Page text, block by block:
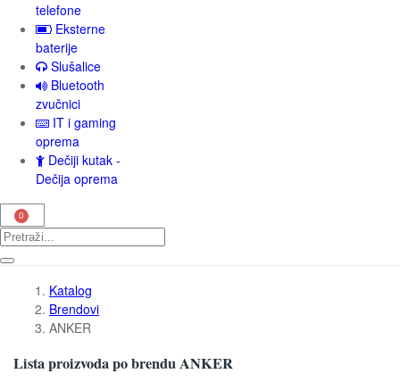
telefone
Eksterne
baterije
Slušalice
Bluetooth
zvučnici
IT i gaming
oprema
Dečiji kutak -
Dečija oprema
Katalog
Brendovi
ANKER
Lista proizvoda po brendu ANKER